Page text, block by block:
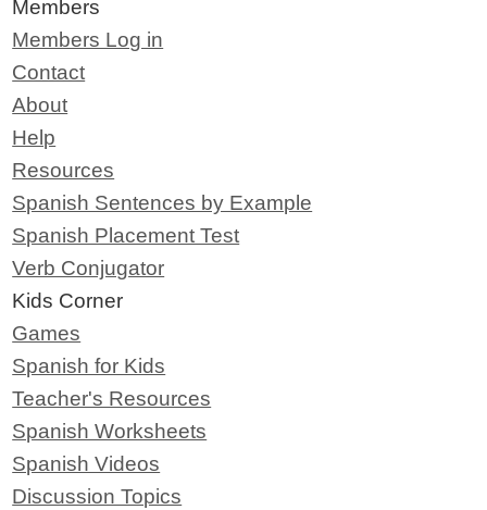
Members
Members Log in
Contact
About
Help
Resources
Spanish Sentences by Example
Spanish Placement Test
Verb Conjugator
Kids Corner
Games
Spanish for Kids
Teacher's Resources
Spanish Worksheets
Spanish Videos
Discussion Topics